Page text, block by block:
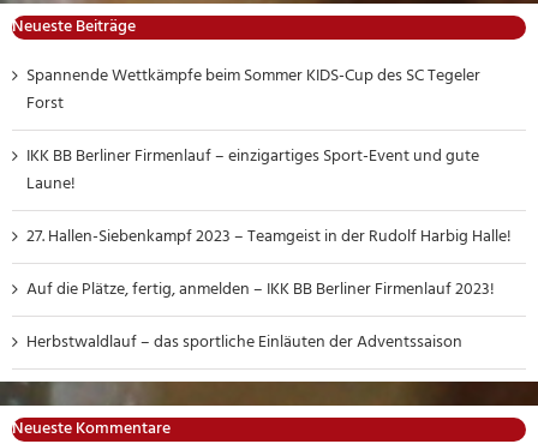
Neueste Beiträge
Spannende Wettkämpfe beim Sommer KIDS-Cup des SC Tegeler
Forst
IKK BB Berliner Firmenlauf – einzigartiges Sport-Event und gute
Laune!
27. Hallen-Siebenkampf 2023 – Teamgeist in der Rudolf Harbig Halle!
Auf die Plätze, fertig, anmelden – IKK BB Berliner Firmenlauf 2023!
Herbstwaldlauf – das sportliche Einläuten der Adventssaison
Neueste Kommentare